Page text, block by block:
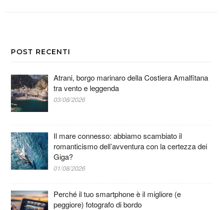
POST RECENTI
Atrani, borgo marinaro della Costiera Amalfitana
tra vento e leggenda
03/08/2026
Il mare connesso: abbiamo scambiato il
romanticismo dell’avventura con la certezza dei
Giga?
01/08/2026
Perché il tuo smartphone è il migliore (e
peggiore) fotografo di bordo